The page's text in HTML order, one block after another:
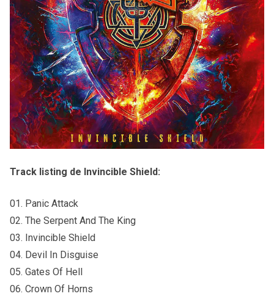
Track listing de Invincible Shield:
01. Panic Attack
02. The Serpent And The King
03. Invincible Shield
04. Devil In Disguise
05. Gates Of Hell
06. Crown Of Horns